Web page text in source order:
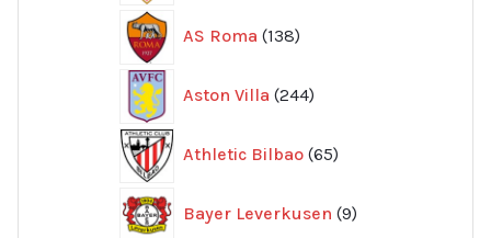
AS Roma 138
produkter
Aston Villa 244
produkter
Athletic Bilbao 65
produkter
Bayer Leverkusen 9
produkter